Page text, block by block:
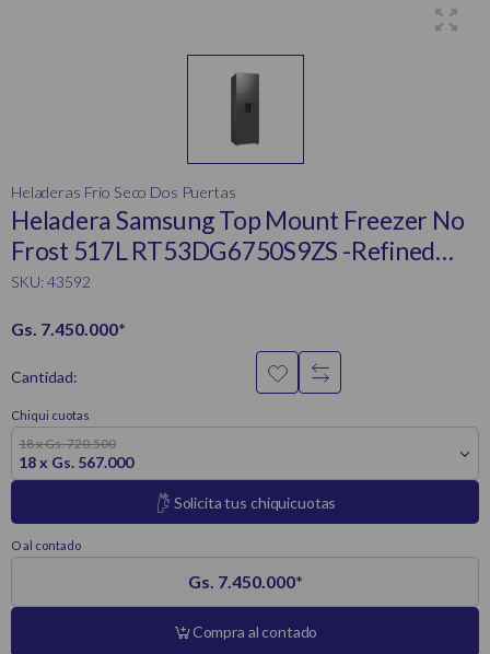
Heladeras Frío Seco Dos Puertas
Heladera Samsung Top Mount Freezer No
Frost 517L RT53DG6750S9ZS -Refined
Inox
SKU: 43592
Gs. 7.450.000*
Cantidad:
Chiqui cuotas
18 x Gs. 720.500
18 x Gs. 567.000
Solicita tus chiquicuotas
O al contado
Gs. 7.450.000*
Compra al contado